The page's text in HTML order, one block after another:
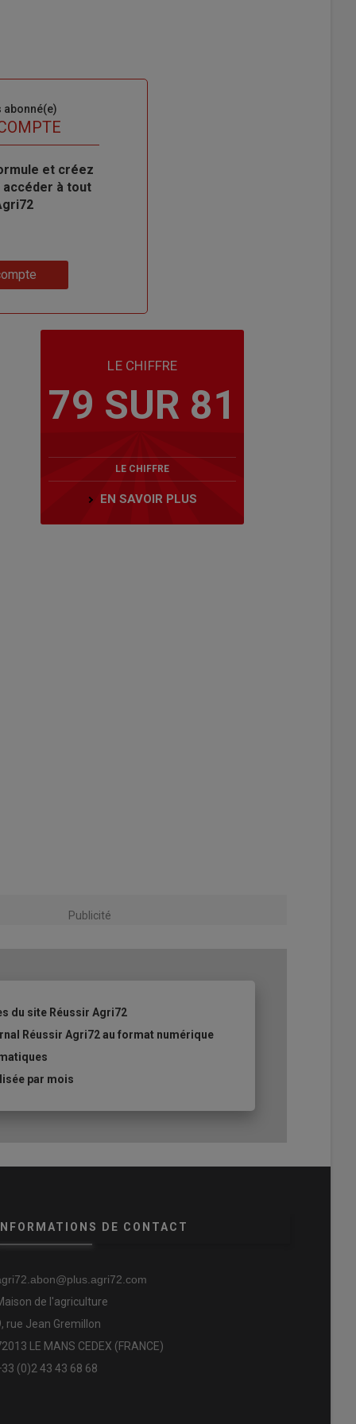
abonné(e)
et créez
à tout
LE CHIFFRE
79 SUR 81
LE CHIFFRE
EN SAVOIR PLUS
Publicité
du site Réussir Agri72
Réussir Agri72 au format numérique
par mois
INFORMATIONS DE CONTACT
de l'agriculture
rue Jean Gremillon
LE MANS CEDEX (FRANCE)
(0)2 43 43 68 68